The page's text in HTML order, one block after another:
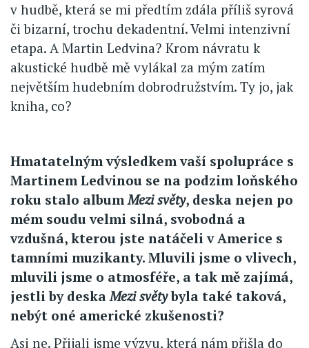
v hudbě, která se mi předtím zdála příliš syrová
či bizarní, trochu dekadentní. Velmi intenzivní
etapa. A Martin Ledvina? Krom návratu k
akustické hudbě mě vylákal za mým zatím
největším hudebním dobrodružstvím. Ty jo, jak
kniha, co?
Hmatatelným výsledkem vaší spolupráce s
Martinem Ledvinou se na podzim loňského
roku stalo albumMezi světy, deska nejen po
mém soudu velmi silná, svobodná a
vzdušná, kterou jste natáčeli v Americe s
tamními muzikanty. Mluvili jsme o vlivech,
mluvili jsme o atmosféře, a tak mě zajímá,
jestli by deskaMezi světybyla také taková,
nebýt oné americké zkušenosti?
Asi ne. Přijali jsme výzvu, která nám přišla do